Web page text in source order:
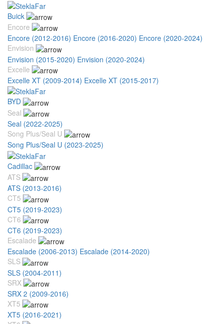
Buick
Encore
Encore (2012-2016) Encore (2016-2020) Encore (2020-2024)
Envision
Envision (2015-2020) Envision (2020-2024)
Excelle
Excelle XT (2009-2014) Excelle XT (2015-2017)
BYD
Seal
Seal (2022-2025)
Song Plus/Seal U
Song Plus/Seal U (2023-2025)
Cadillac
ATS
ATS (2013-2016)
CT5
CT5 (2019-2023)
CT6
CT6 (2019-2023)
Escalade
Escalade (2006-2013) Escalade (2014-2020)
SLS
SLS (2004-2011)
SRX
SRX 2 (2009-2016)
XT5
XT5 (2016-2021)